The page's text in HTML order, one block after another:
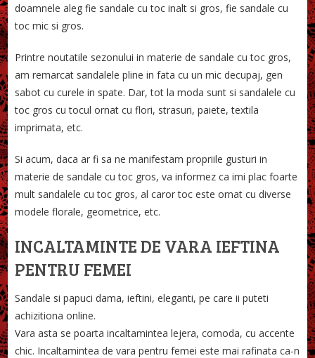
doamnele aleg fie sandale cu toc inalt si gros, fie sandale cu
toc mic si gros.
Printre noutatile sezonului in materie de sandale cu toc gros,
am remarcat sandalele pline in fata cu un mic decupaj, gen
sabot cu curele in spate. Dar, tot la moda sunt si sandalele cu
toc gros cu tocul ornat cu flori, strasuri, paiete, textila
imprimata, etc.
Si acum, daca ar fi sa ne manifestam propriile gusturi in
materie de sandale cu toc gros, va informez ca imi plac foarte
mult sandalele cu toc gros, al caror toc este ornat cu diverse
modele florale, geometrice, etc.
INCALTAMINTE DE VARA IEFTINA
PENTRU FEMEI
Sandale si papuci dama, ieftini, eleganti, pe care ii puteti
achizitiona online.
Vara asta se poarta incaltamintea lejera, comoda, cu accente
chic. Incaltamintea de vara pentru femei este mai rafinata ca-n